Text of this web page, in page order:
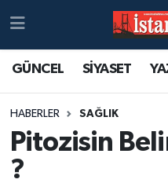
GÜNCEL SİYASET
HABERLER SAĞLIK
Pitozisin
?